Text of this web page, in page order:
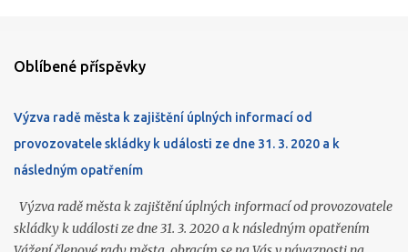
Oblíbené příspěvky
Výzva radě města k zajištění úplných informací od
provozovatele skládky k události ze dne 31. 3. 2020 a k
následným opatřením
Výzva radě města k zajištění úplných informací od provozovatele
skládky k události ze dne 31. 3. 2020 a k následným opatřením